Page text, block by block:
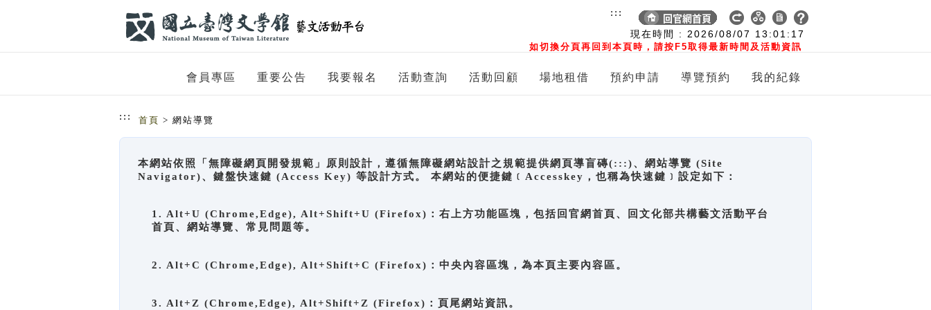
現在時間 : 2026/08/07 13:01:18
如切換分頁再回到本頁時，請按F5取得最新時間及活動資訊
:::
會員專區 重要公告 我要報名 活動查詢 活動回顧 場地租借 預約申請 導覽預約 我的紀錄
::: 首頁 > 網站導覽
本網站依照「無障礙網頁開發規範」原則設計，遵循無障礙網站設計之規範提供網頁導盲磚(:::)、網站導覽 (Site
Navigator)、鍵盤快速鍵 (Access Key) 等設計方式。 本網站的便捷鍵﹝Accesskey，也稱為快速鍵﹞設定如下：
1. Alt+U (Chrome,Edge), Alt+Shift+U (Firefox)：右上方功能區塊，包括回官網首頁、回文化部共構藝文活動平台
首頁、網站導覽、常見問題等。
2. Alt+C (Chrome,Edge), Alt+Shift+C (Firefox)：中央內容區塊，為本頁主要內容區。
3. Alt+Z (Chrome,Edge), Alt+Shift+Z (Firefox)：頁尾網站資訊。